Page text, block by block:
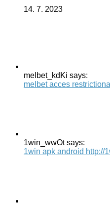
14. 7. 2023
melbet_kdKi says:
melbet acces
1win_wwOt says:
1win apk android http://